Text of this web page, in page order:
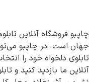
آنلاین تابلوهای هنری
می‌توانید از میان
خود را انتخاب و
کنید و تابلویی